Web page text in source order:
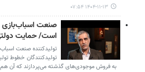
۱۴۰۴-۱۱-۱۳ ۰۷:۵۴
صنعت اسباب‌بازی
است/ حمایت‌
تولیدکننده صنعت
تولیدکنندگان خطوط
به فروش موجودی‌های گذشته می‌پردازند که آن